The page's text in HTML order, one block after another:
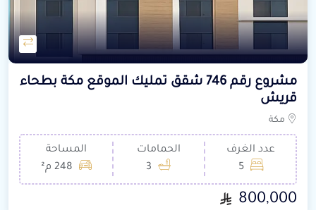
مشروع رقم 746 شقق تمليك الموقع مكة بطحاء
قريش
مكة
عدد الغرف
5
الحمامات
3
المساحة
248 م²
800,000